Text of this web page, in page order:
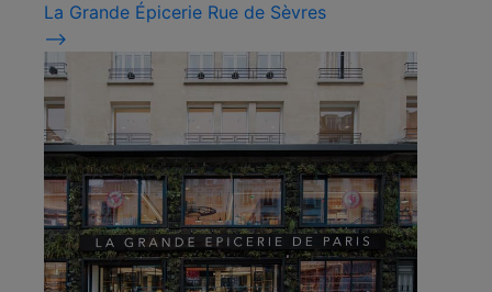
La Grande Épicerie Rue de Sèvres
⟶